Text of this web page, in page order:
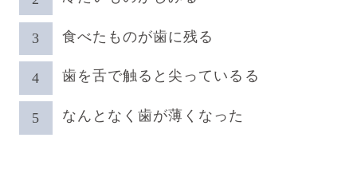
食べたものが歯に残る
歯を舌で触ると尖っているる
なんとなく歯が薄くなった